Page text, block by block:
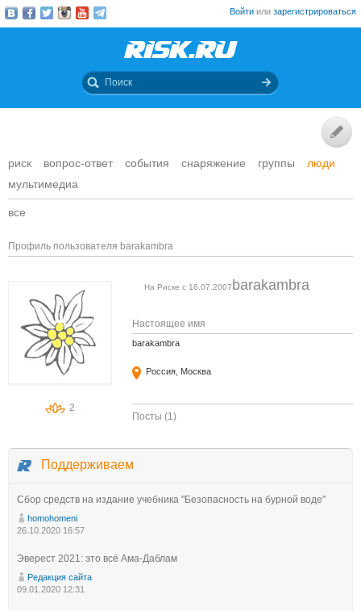
Войти или зарегистрироваться
риск вопрос-ответ события снаряжение группы
люди
мультимедиа
все
Профиль пользователя barakambra
2
barakambra
На Риске с 16.07.2007
Настоящее имя
barakambra
Россия, Москва
Посты (1)
Поддерживаем
Сбор средств на издание учебника "Безопасность на бурной воде"
homohomeni
26.10.2020 16:57
Эверест 2021: это всё Ама-Даблам
Редакция сайта
09.01.2020 12:31